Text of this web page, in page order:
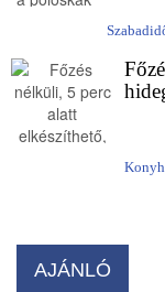
AJÁNLÓ